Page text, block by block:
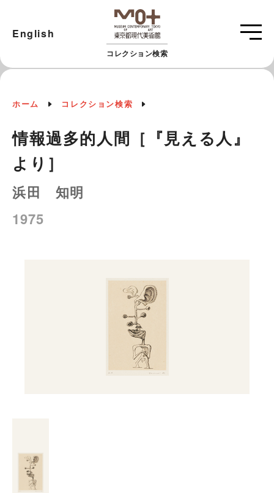
コレクション検索
English
ホーム コレクション検索
情報過多的人間［『見える人』
より］
浜田 知明
1975